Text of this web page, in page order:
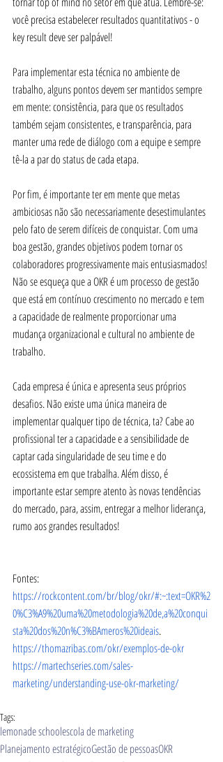
você precisa estabelecer resultados quantitativos - o
key result deve ser palpável!
Para implementar esta técnica no ambiente de
trabalho, alguns pontos devem ser mantidos sempre
em mente: consistência, para que os resultados
também sejam consistentes, e transparência, para
manter uma rede de diálogo com a equipe e sempre
tê-la a par do status de cada etapa.
Por fim, é importante ter em mente que metas
ambiciosas não são necessariamente desestimulantes
pelo fato de serem difíceis de conquistar. Com uma
boa gestão, grandes objetivos podem tornar os
colaboradores progressivamente mais entusiasmados!
Não se esqueça que a OKR é um processo de gestão
que está em contínuo crescimento no mercado e tem
a capacidade de realmente proporcionar uma
mudança organizacional e cultural no ambiente de
trabalho.
Cada empresa é única e apresenta seus próprios
desafios. Não existe uma única maneira de
implementar qualquer tipo de técnica, ta? Cabe ao
profissional ter a capacidade e a sensibilidade de
captar cada singularidade de seu time e do
ecossistema em que trabalha. Além disso, é
importante estar sempre atento às novas tendências
do mercado, para, assim, entregar a melhor liderança,
rumo aos grandes resultados!
Fontes:
https://rockcontent.com/br/blog/okr/#:~:text=OKR%2
0%C3%A9%20uma%20metodologia%20de,a%20conqui
sta%20dos%20n%C3%BAmeros%20ideais.
https://thomazribas.com/okr/exemplos-de-okr
https://martechseries.com/sales-
marketing/understanding-use-okr-marketing/
Tags:
lemonade schoolescola de marketing
Planejamento estratégicoGestão de pessoasOKR